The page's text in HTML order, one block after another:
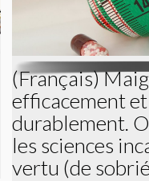
(Français)
efficacement et
durablement.
les sciences
vertu (de